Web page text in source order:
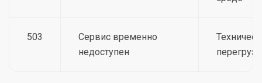
503
Сервис временно
недоступен